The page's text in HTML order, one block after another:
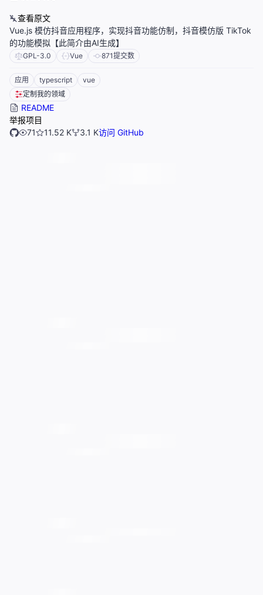
查看原文
Vue.js 模仿抖音应用程序，实现抖音功能仿制，抖音模仿版 TikTok
的功能模拟【此简介由AI生成】
GPL-3.0 Vue 871提交数
应用 typescript
vue
定制我的领域
README
举报项目
71
11.52 K 3.1 K访问 GitHub